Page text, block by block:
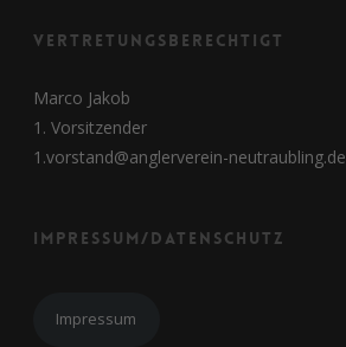
Vertretungsberechtigt
Marco Jakob
1. Vorsitzender
1.vorstand@anglerverein-neutraubling.de
Impressum/Datenschutz
Impressum